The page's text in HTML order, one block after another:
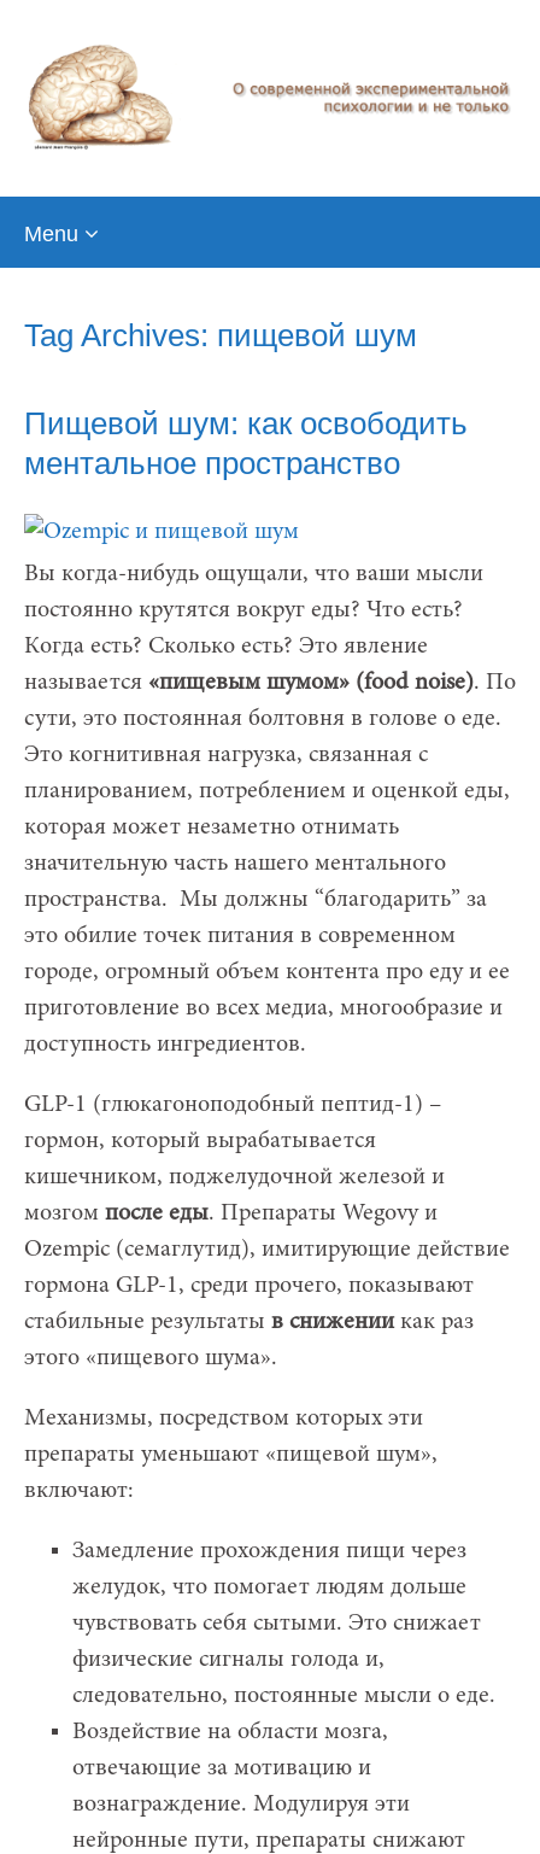
Menu
Tag Archives: пищевой шум
Пищевой шум: как освободить
ментальное пространство
Вы когда-нибудь ощущали, что ваши мысли
постоянно крутятся вокруг еды? Что есть?
Когда есть? Сколько есть? Это явление
называется «пищевым шумом» (food noise). По
сути, это постоянная болтовня в голове о еде.
Это когнитивная нагрузка, связанная с
планированием, потреблением и оценкой еды,
которая может незаметно отнимать
значительную часть нашего ментального
пространства. Мы должны “благодарить” за
это обилие точек питания в современном
городе, огромный объем контента про еду и ее
приготовление во всех медиа, многообразие и
доступность ингредиентов.
GLP-1 (глюкагоноподобный пептид-1) –
гормон, который вырабатывается
кишечником, поджелудочной железой и
мозгом после еды. Препараты Wegovy и
Ozempic (семаглутид), имитирующие действие
гормона GLP-1, среди прочего, показывают
стабильные результаты в снижениикак раз
этого «пищевого шума».
Механизмы, посредством которых эти
препараты уменьшают «пищевой шум»,
включают:
Замедление прохождения пищи через
желудок, что помогает людям дольше
чувствовать себя сытыми. Это снижает
физические сигналы голода и,
следовательно, постоянные мысли о еде.
Воздействие на области мозга,
отвечающие за мотивацию и
вознаграждение. Модулируя эти
нейронные пути, препараты снижают